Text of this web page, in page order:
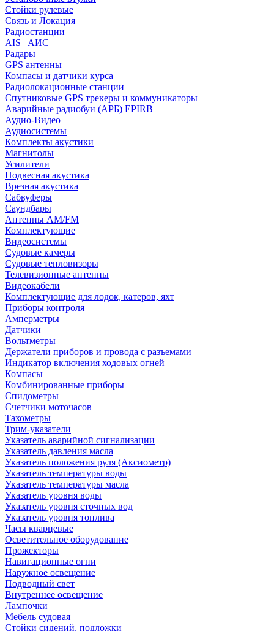
Стойки рулевые
Связь и Локация
Радиостанции
AIS | АИС
Радары
GPS антенны
Компасы и датчики курса
Радиолокационные станции
Спутниковые GPS трекеры и коммуникаторы
Аварийные радиобуи (АРБ) EPIRB
Аудио-Видео
Аудиосистемы
Комплекты акустики
Магнитолы
Усилители
Подвесная акустика
Врезная акустика
Сабвуферы
Саундбары
Антенны AM/FM
Комплектующие
Видеосистемы
Судовые камеры
Cудовые тепловизоры
Телевизионные антенны
Видеокабели
Комплектующие для лодок, катеров, яхт
Приборы контроля
Амперметры
Датчики
Вольтметры
Держатели приборов и провода с разъемами
Индикатор включения ходовых огней
Компасы
Комбинированные приборы
Спидометры
Счетчики моточасов
Тахометры
Трим-указатели
Указатель аварийной сигнализации
Указатель давления масла
Указатель положения руля (Аксиометр)
Указатель температуры воды
Указатель температуры масла
Указатель уровня воды
Указатель уровня сточных вод
Указатель уровня топлива
Часы кварцевые
Осветительное оборудование
Прожекторы
Навигационные огни
Наружное освещение
Подводный свет
Внутреннее освещение
Лампочки
Мебель судовая
Стойки сидений, подложки